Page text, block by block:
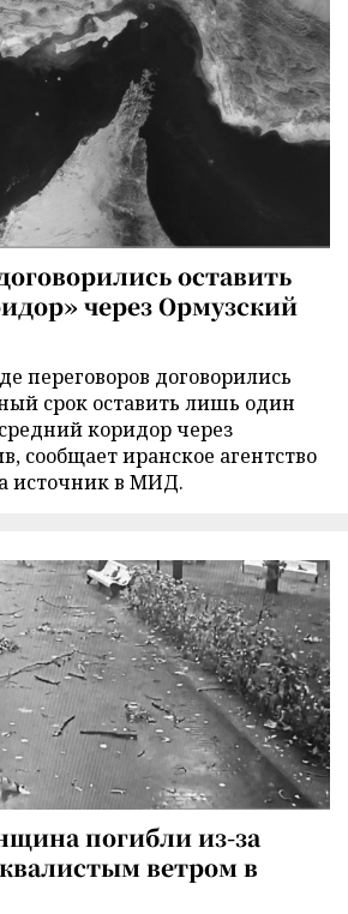
оставить
через Ормузский
переговоров договорились
срок оставить лишь один
коридор через
сообщает иранское агентство
источник в МИД.
погибли из-за
ветром в